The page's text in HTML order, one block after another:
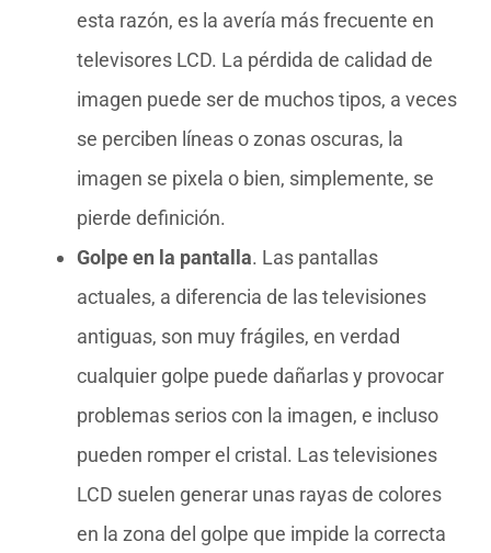
esta razón, es la avería más frecuente en
televisores LCD. La pérdida de calidad de
imagen puede ser de muchos tipos, a veces
se perciben líneas o zonas oscuras, la
imagen se pixela o bien, simplemente, se
pierde definición.
Golpe en la pantalla. Las pantallas
actuales, a diferencia de las televisiones
antiguas, son muy frágiles, en verdad
cualquier golpe puede dañarlas y provocar
problemas serios con la imagen, e incluso
pueden romper el cristal. Las televisiones
LCD suelen generar unas rayas de colores
en la zona del golpe que impide la correcta